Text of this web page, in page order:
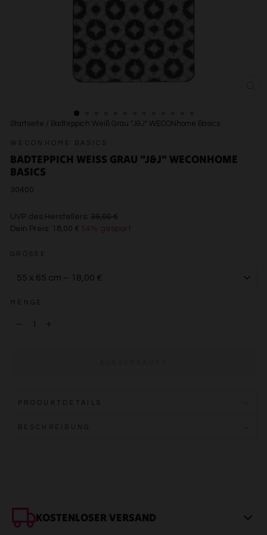
Startseite / Badteppich Weiß Grau "J&J" WECONhome Basics
WECONHOME BASICS
BADTEPPICH WEISS GRAU "J&J" WECONHOME B
ASICS
30400
UVP des Herstellers: 39,00 €€39,00
Dein Preis: 18,00 € 54% gespart
GRÖSSE
MENGE
PRODUKTDETAILS
BESCHREIBUNG
KOSTENLOSER VERSAND